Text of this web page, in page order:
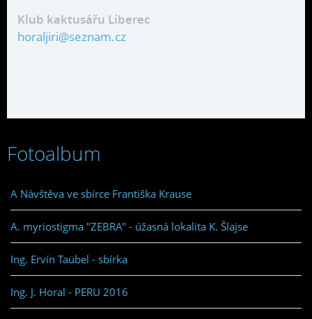
Klub kaktusářu Liberec
horaljiri@seznam.cz
Fotoalbum
A Návštěva ve sbírce Františka Krause
A. myriostigma "ZEBRA" - úžasná lokalita K. Šlajse
Ing. Ervín Taübel - sbírka
Ing. J. Horal - PERU 2016